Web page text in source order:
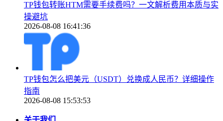
TP钱包转账HTM需要手续费吗？一文解析费用本质与实
操避坑
2026-08-08 16:41:36
TP钱包怎么把美元（USDT）兑换成人民币？详细操作
指南
2026-08-08 15:53:53